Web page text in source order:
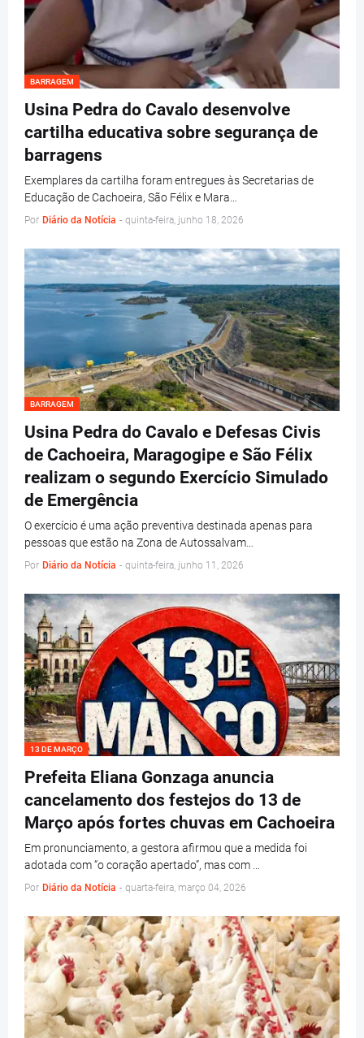
BARRAGEM
Usina Pedra do Cavalo desenvolve
cartilha educativa sobre segurança de
barragens
Exemplares da cartilha foram entregues às Secretarias de
Educação de Cachoeira, São Félix e Mara…
Por Diário da Notícia - quinta-feira, junho 18, 2026
BARRAGEM
Usina Pedra do Cavalo e Defesas Civis
de Cachoeira, Maragogipe e São Félix
realizam o segundo Exercício Simulado
de Emergência
O exercício é uma ação preventiva destinada apenas para
pessoas que estão na Zona de Autossalvam…
Por Diário da Notícia - quinta-feira, junho 11, 2026
13 DE MARÇO
Prefeita Eliana Gonzaga anuncia
cancelamento dos festejos do 13 de
Março após fortes chuvas em Cachoeira
Em pronunciamento, a gestora afirmou que a medida foi
adotada com “o coração apertado”, mas com …
Por Diário da Notícia - quarta-feira, março 04, 2026